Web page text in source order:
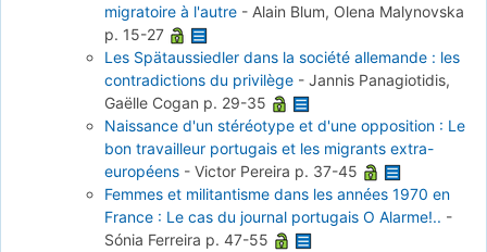
migratoire à l'autre - Alain Blum, Olena Malynovska
p. 15-27
Les Spätaussiedler dans la société allemande : les
contradictions du privilège - Jannis Panagiotidis,
Gaëlle Cogan p. 29-35
Naissance d'un stéréotype et d'une opposition : Le
bon travailleur portugais et les migrants extra-
européens - Victor Pereira p. 37-45
Femmes et militantisme dans les années 1970 en
France : Le cas du journal portugais O Alarme!.. -
Sónia Ferreira p. 47-55